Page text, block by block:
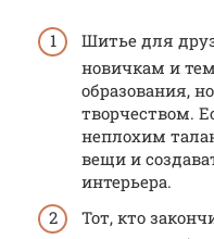
Шитье для
новичкам и
образования,
творчеством.
неплохим
вещи и
интерьера.
Тот, кто